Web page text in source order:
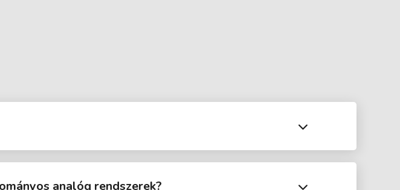
analóg rendszerek?